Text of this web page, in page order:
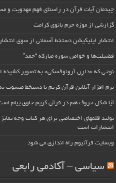
چیدمان آیات قرآن در راستای فهم مهدویت و
گزارشی از موزه حرم بانوی کرامت
انتشار اپلیکیشن دستخط آسمانی از سوی
فضیلت‌ها و خواص سوره مبارکه “حمد”
نوحی که «دارِن آرونوفسکی» به تصویر
نرم افزار آنلاین قرآن کریم با دستخط منسوب
آیا شکل حروف هم در قرآن کریم حاوی پیام
تولید قلمهای اختصاصی برای هر کتاب وجه
انتشارات است
وبسایت قرآنیوم راه اندازی می شود
سیاسی – آکادمی رابعی